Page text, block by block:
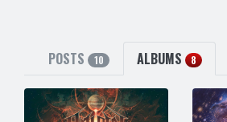
POSTS 10 ALBUMS 8